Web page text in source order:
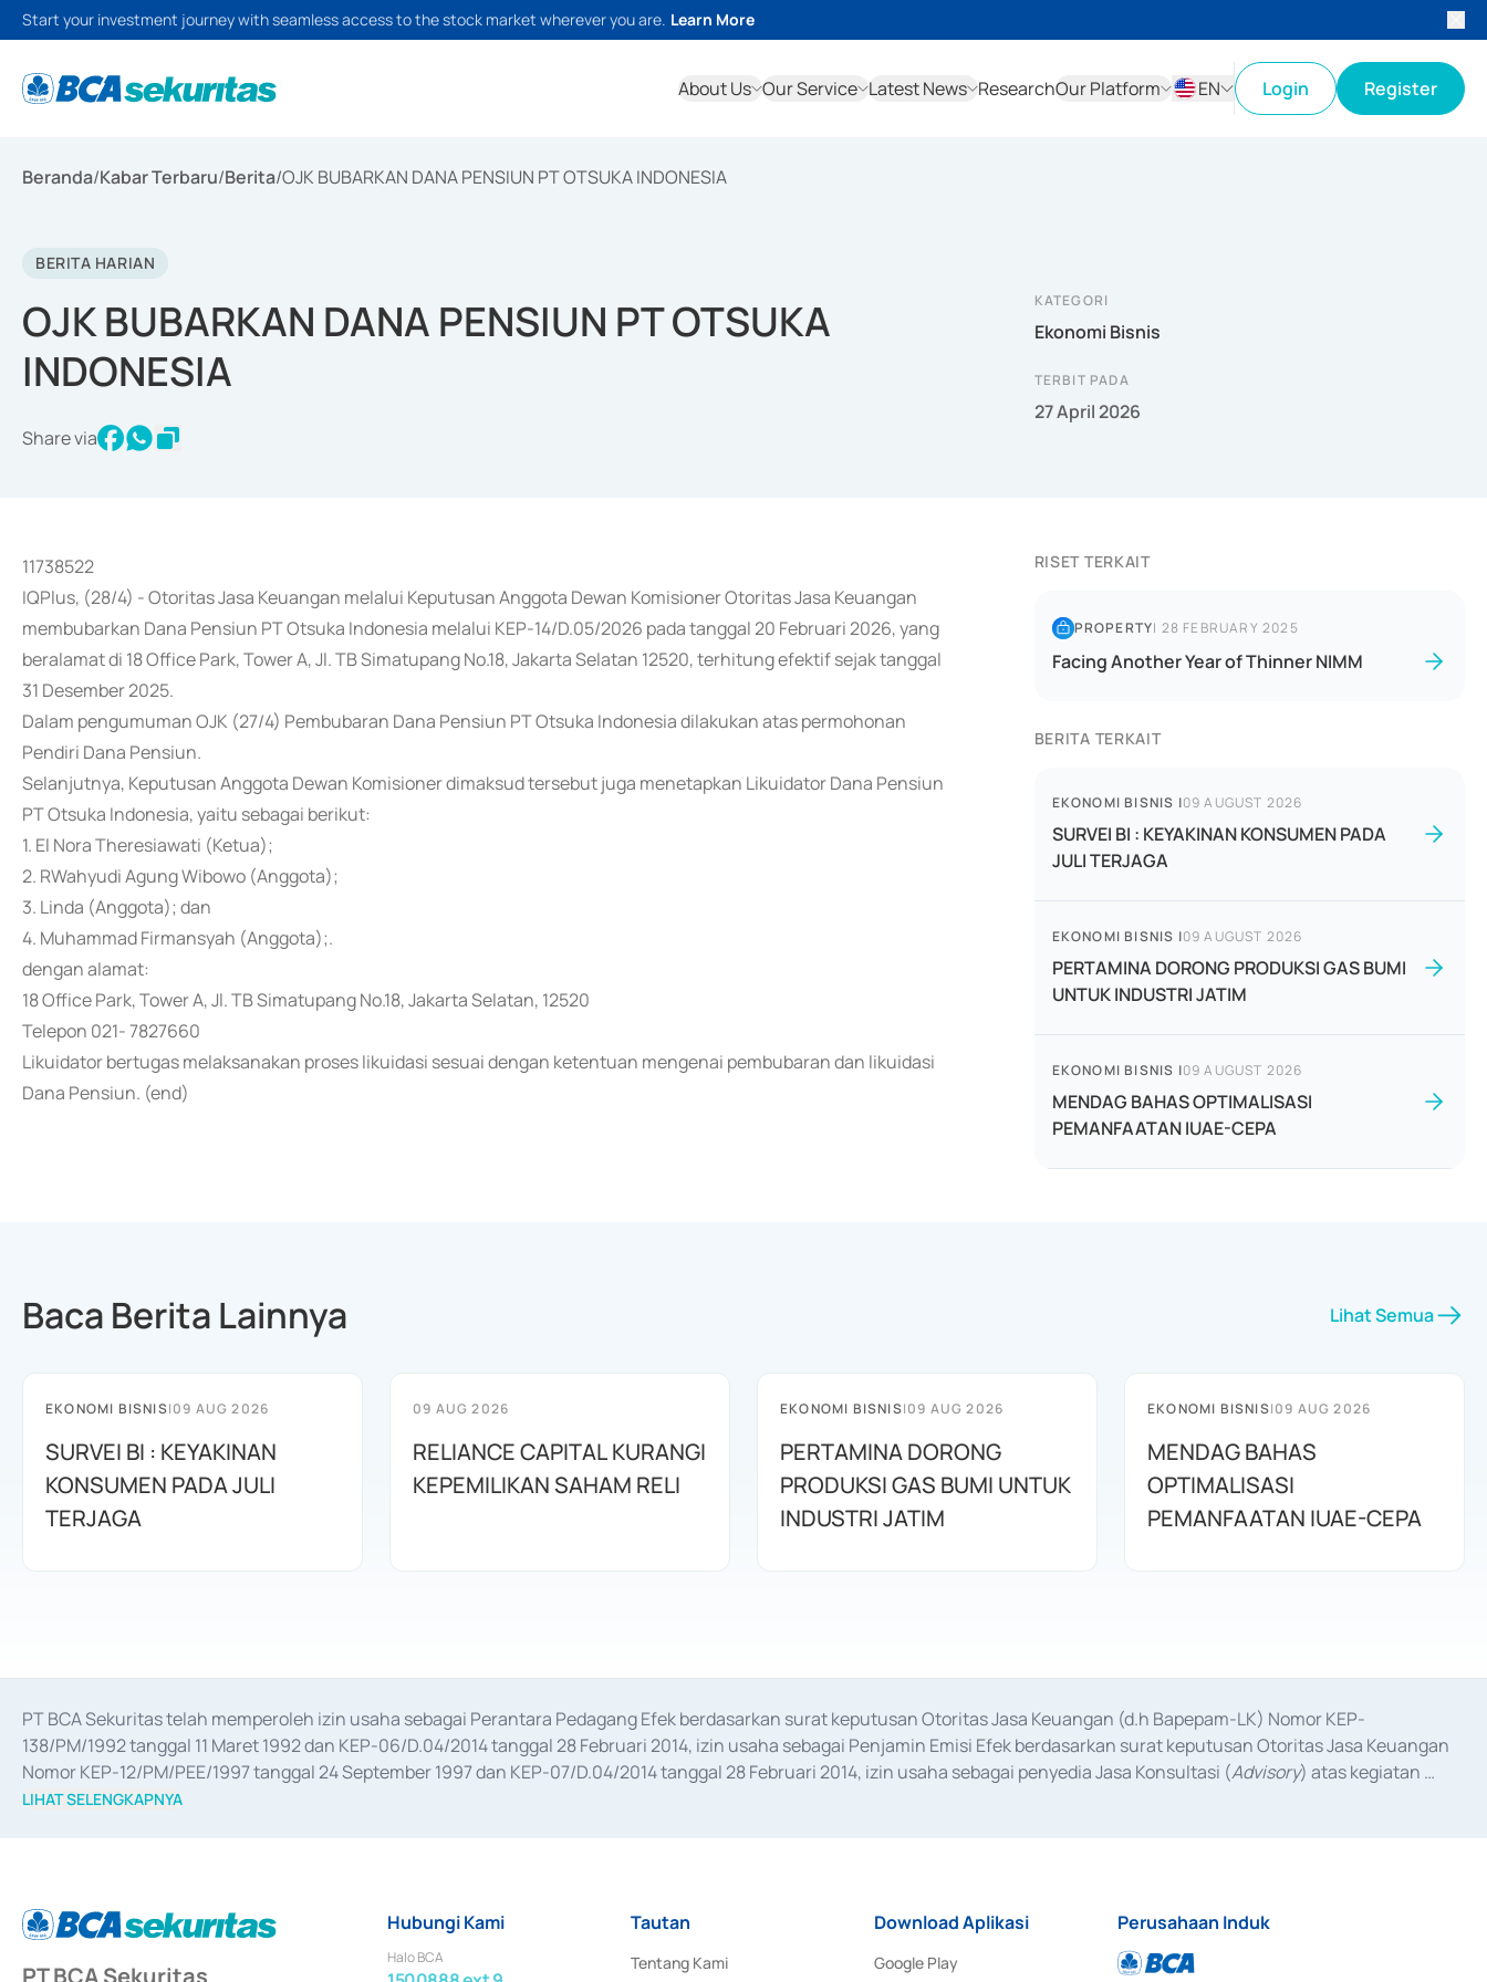
Start your investment journey with seamless access to the stock market wherever you are. Learn More
About Us Our Service Latest News ResearchOur Platform
EN
Login Register
Beranda/Kabar Terbaru/Berita/OJK BUBARKAN DANA PENSIUN PT OTSUKA INDONESIA
BERITA HARIAN
OJK BUBARKAN DANA PENSIUN PT OTSUKA
INDONESIA
Share via
KATEGORI
Ekonomi Bisnis
TERBIT PADA
27 April 2026
11738522
IQPlus, (28/4) - Otoritas Jasa Keuangan melalui Keputusan Anggota Dewan Komisioner Otoritas Jasa Keuangan
membubarkan Dana Pensiun PT Otsuka Indonesia melalui KEP-14/D.05/2026 pada tanggal 20 Februari 2026, yang
beralamat di 18 Office Park, Tower A, Jl. TB Simatupang No.18, Jakarta Selatan 12520, terhitung efektif sejak tanggal
31 Desember 2025.
Dalam pengumuman OJK (27/4) Pembubaran Dana Pensiun PT Otsuka Indonesia dilakukan atas permohonan
Pendiri Dana Pensiun.
Selanjutnya, Keputusan Anggota Dewan Komisioner dimaksud tersebut juga menetapkan Likuidator Dana Pensiun
PT Otsuka Indonesia, yaitu sebagai berikut:
1. El Nora Theresiawati (Ketua);
2. RWahyudi Agung Wibowo (Anggota);
3. Linda (Anggota); dan
4. Muhammad Firmansyah (Anggota);.
dengan alamat:
18 Office Park, Tower A, Jl. TB Simatupang No.18, Jakarta Selatan, 12520
Telepon 021- 7827660
Likuidator bertugas melaksanakan proses likuidasi sesuai dengan ketentuan mengenai pembubaran dan likuidasi
Dana Pensiun. (end)
RISET TERKAIT
PROPERTY| 28 FEBRUARY 2025
Facing Another Year of Thinner NIMM
BERITA TERKAIT
EKONOMI BISNIS |09 AUGUST 2026
SURVEI BI : KEYAKINAN KONSUMEN PADA
JULI TERJAGA
EKONOMI BISNIS |09 AUGUST 2026
PERTAMINA DORONG PRODUKSI GAS BUMI
UNTUK INDUSTRI JATIM
EKONOMI BISNIS |09 AUGUST 2026
MENDAG BAHAS OPTIMALISASI
PEMANFAATAN IUAE-CEPA
Baca Berita Lainnya Lihat Semua
EKONOMI BISNIS|09 AUG 2026
SURVEI BI : KEYAKINAN
KONSUMEN PADA JULI
TERJAGA
09 AUG 2026
RELIANCE CAPITAL KURANGI
KEPEMILIKAN SAHAM RELI
EKONOMI BISNIS|09 AUG 2026
PERTAMINA DORONG
PRODUKSI GAS BUMI UNTUK
INDUSTRI JATIM
EKONOMI BISNIS|09 AUG 2026
MENDAG BAHAS
OPTIMALISASI
PEMANFAATAN IUAE-CEPA
PT BCA Sekuritas telah memperoleh izin usaha sebagai Perantara Pedagang Efek berdasarkan surat keputusan Otoritas Jasa Keuangan (d.h Bapepam-LK) Nomor KEP-
138/PM/1992 tanggal 11 Maret 1992 dan KEP-06/D.04/2014 tanggal 28 Februari 2014, izin usaha sebagai Penjamin Emisi Efek berdasarkan surat keputusan Otoritas Jasa Keuangan
Nomor KEP-12/PM/PEE/1997 tanggal 24 September 1997 dan KEP-07/D.04/2014 tanggal 28 Februari 2014, izin usaha sebagai penyedia Jasa Konsultasi (Advisory) atas kegiatan
merger, akuisisi, divestasi, dan
LIHAT SELENGKAPNYA
PT BCA Sekuritas
Hubungi Kami
Halo BCA
Tautan
Tentang Kami
Download Aplikasi
Google Play
Perusahaan Induk